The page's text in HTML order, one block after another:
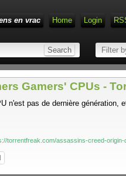
en vrac
Home Login
Gamers' CPUs -
n'est pas de dernière génération,
torrentfreak.com/assassins-creed-